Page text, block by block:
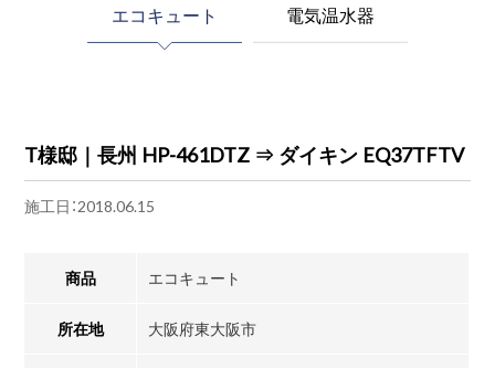
エコキュート 電気温水器
T様邸｜長州 HP-461DTZ ⇒ ダイキン EQ37TFTV
施工日：2018.06.15
商品 エコキュート
所在地 大阪府東大阪市